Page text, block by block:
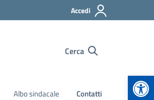
Accedi
Cerca
Albo sindacale Contatti